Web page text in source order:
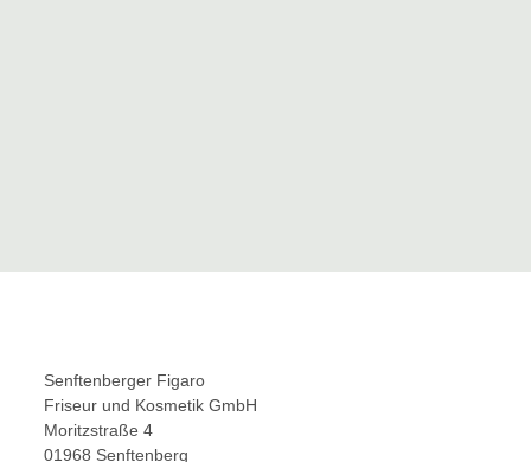
Senftenberger Figaro
Friseur und Kosmetik GmbH
Moritzstraße 4
01968 Senftenberg